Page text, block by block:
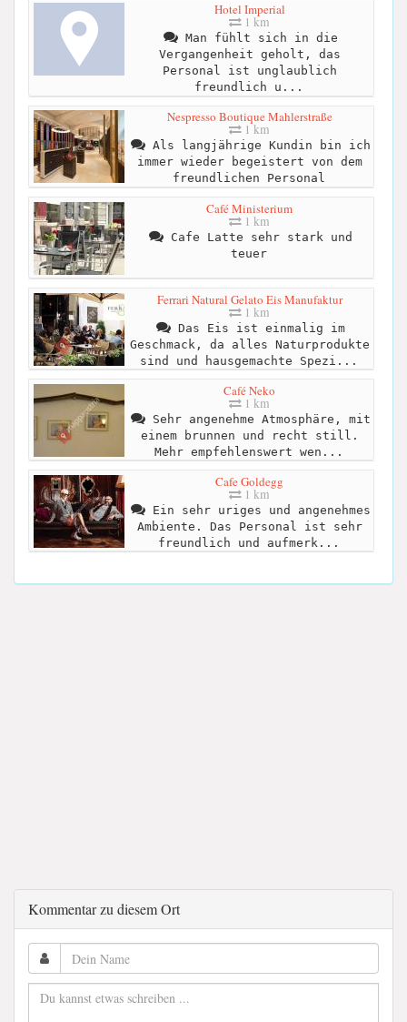
Hotel Imperial
1 km
Man fühlt sich in die
Vergangenheit geholt, das
Personal ist unglaublich
freundlich u...
Nespresso Boutique Mahlerstraße
1 km
Als langjährige Kundin bin ich
immer wieder begeistert von dem
freundlichen Personal
Café Ministerium
1 km
Cafe Latte sehr stark und
teuer
Ferrari Natural Gelato Eis Manufaktur
1 km
Das Eis ist einmalig im
Geschmack, da alles Naturprodukte
sind und hausgemachte Spezi...
Café Neko
1 km
Sehr angenehme Atmosphäre, mit
einem brunnen und recht still.
Mehr empfehlenswert wen...
Cafe Goldegg
1 km
Ein sehr uriges und angenehmes
Ambiente. Das Personal ist sehr
freundlich und aufmerk...
Kommentar zu diesem Ort